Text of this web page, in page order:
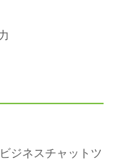
ジネスチャットツ